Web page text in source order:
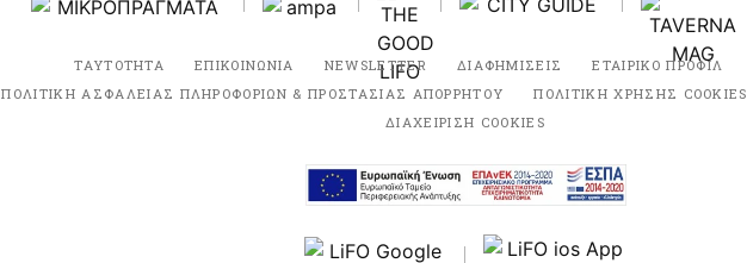
ΤΑΥΤΟΤΗΤΑ ΕΠΙΚΟΙΝΩΝΙΑ NEWSLETTER ΔΙΑΦΗΜΙΣΕΙΣ ΕΤΑΙΡΙΚΟ ΠΡΟΦΙΛ
ΠΟΛΙΤΙΚΗ ΑΣΦΑΛΕΙΑΣ ΠΛΗΡΟΦΟΡΙΩΝ & ΠΡΟΣΤΑΣΙΑΣ ΑΠΟΡΡΗΤΟΥ
ΠΟΛΙΤΙΚΗ ΧΡΗΣΗΣ COOKIES
ΔΙΑΧΕΙΡΙΣΗ COOKIES